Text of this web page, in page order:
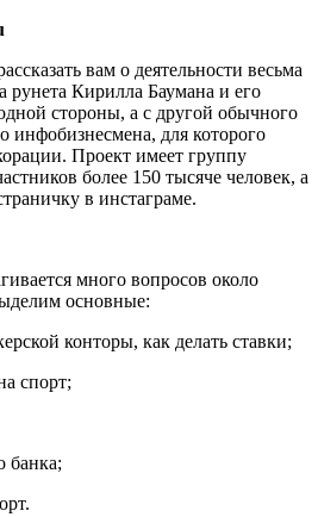
вам о деятельности весьма
рунета Кирилла Баумана и его
стороны, а с другой обычного
инфобизнесмена, для которого
Проект имеет группу
более 150 тысяче человек, а
в инстаграме.
много вопросов около
основные:
конторы, как делать ставки;
спорт;
банка;